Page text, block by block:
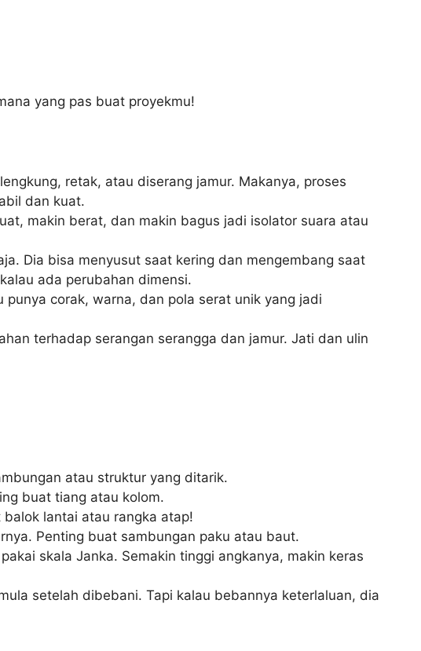
yang pas buat proyekmu!
retak, atau diserang jamur. Makanya, proses
dan kuat.
makin berat, dan makin bagus jadi isolator suara atau
Dia bisa menyusut saat kering dan mengembang saat
ada perubahan dimensi.
corak, warna, dan pola serat unik yang jadi
terhadap serangan serangga dan jamur. Jati dan ulin
atau struktur yang ditarik.
buat tiang atau kolom.
lantai atau rangka atap!
Penting buat sambungan paku atau baut.
skala Janka. Semakin tinggi angkanya, makin keras
setelah dibebani. Tapi kalau bebannya keterlaluan, dia